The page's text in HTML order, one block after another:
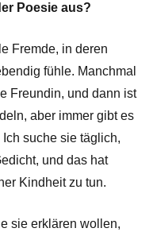
Poesie aus?
Fremde, in deren
fühle. Manchmal
Freundin, und dann ist
aber immer gibt es
suche sie täglich,
und das hat
Kindheit zu tun.
sie erklären wollen,